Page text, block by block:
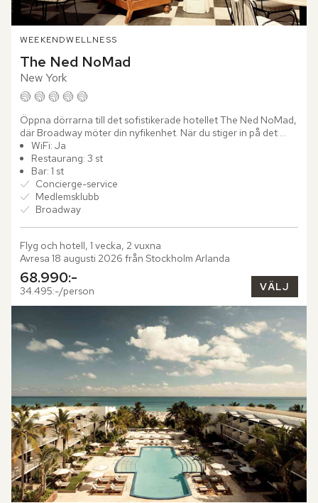
WEEKENDWELLNESS
The Ned NoMad
New York
Öppna dörrarna till det sofistikerade hotellet The Ned NoMad,
där Broadway möter din nyfikenhet. När du stiger in på det
lyxiga boutiquehotellet omfamnas du av en stilfull komfort....
WiFi: Ja
Restaurang: 3 st
Bar: 1 st
Concierge-service
Medlemsklubb
Broadway
Flyg och hotell, 1 vecka, 2 vuxna
Avresa 18 augusti 2026 från Stockholm Arlanda
68.990:-
34.495:-/person VÄLJ